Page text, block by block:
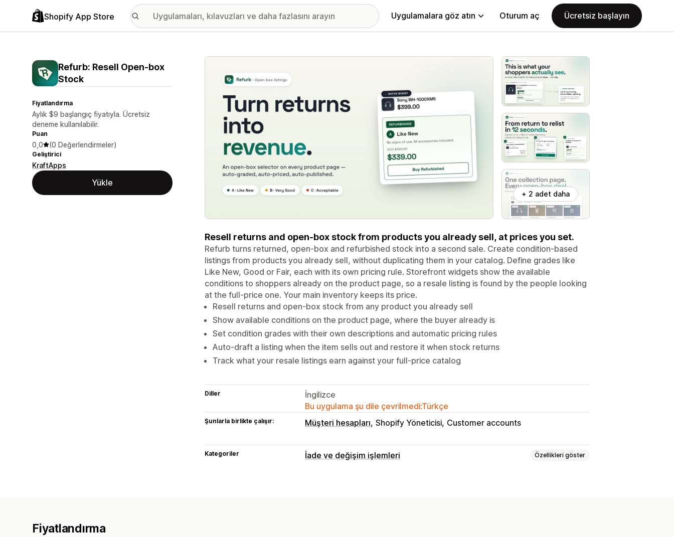
Shopify App Store Uygulamalara göz atın Oturum aç Ücretsiz başlayın
Refurb: Resell Open‑box
Stock
Fiyatlandırma
Aylık $9 başlangıç fiyatıyla. Ücretsiz
deneme kullanılabilir.
Puan
0,0 (0 Değerlendirmeler)
Geliştirici
KraftApps
Yükle
Öne çıkan görsel galerisi
+ 2 adet daha
Resell returns and open-box stock from products you already sell, at prices you set.
Refurb turns returned, open-box and refurbished stock into a second sale. Create condition-based
listings from products you already sell, without duplicating them in your catalog. Define grades like
Like New, Good or Fair, each with its own pricing rule. Storefront widgets show the available
conditions to shoppers already on the product page, so a resale listing is found by the people looking
at the full-price one. Your main inventory keeps its price.
Resell returns and open-box stock from any product you already sell
Show available conditions on the product page, where the buyer already is
Set condition grades with their own descriptions and automatic pricing rules
Auto-draft a listing when the item sells out and restore it when stock returns
Track what your resale listings earn against your full-price catalog
Diller
İngilizce
Bu uygulama şu dile çevrilmedi:Türkçe
Şunlarla birlikte çalışır: Müşteri hesapları Shopify Yöneticisi Customer accounts
Kategoriler İade ve değişim işlemleri Özellikleri göster
Fiyatlandırma